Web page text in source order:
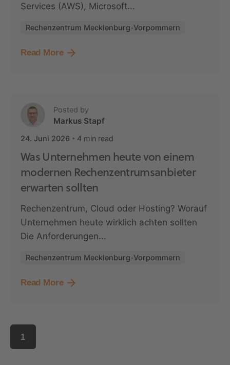
Services (AWS), Microsoft...
Rechenzentrum Mecklenburg-Vorpommern
Read More
Posted by
Markus Stapf
24. Juni 2026 4 min read
Was Unternehmen heute von einem
modernen Rechenzentrumsanbieter
erwarten sollten
Rechenzentrum, Cloud oder Hosting? Worauf
Unternehmen heute wirklich achten sollten
Die Anforderungen...
Rechenzentrum Mecklenburg-Vorpommern
Read More
1